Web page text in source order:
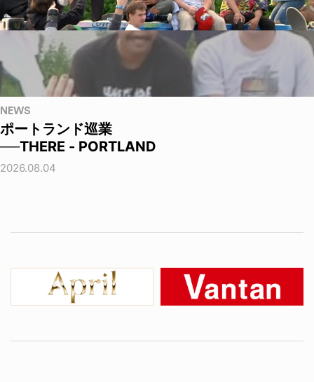
NEWS
ポートランド巡業
──THERE - PORTLAND
2026.08.04